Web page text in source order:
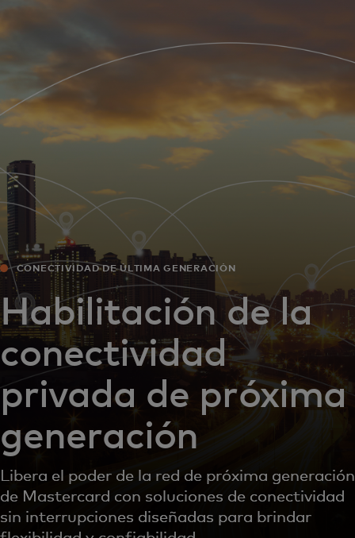
Para empresas
Para el mundo
Para innovadores
Noticias y tendencias
CONECTIVIDAD DE ÚLTIMA GENERACIÓN
Habilitación de la
conectividad
privada de próxima
generación
Libera el poder de la red de próxima generación
de Mastercard con soluciones de conectividad
sin interrupciones diseñadas para brindar